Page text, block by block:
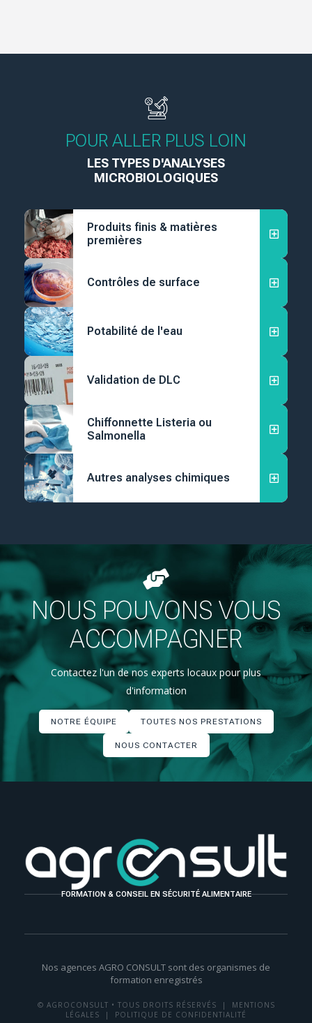
POUR ALLER PLUS LOIN
LES TYPES D'ANALYSES
MICROBIOLOGIQUES
Produits finis & matières
premières
Contrôles de surface
Potabilité de l'eau
Validation de DLC
Chiffonnette Listeria ou
Salmonella
Autres analyses chimiques
NOUS POUVONS VOUS
ACCOMPAGNER
Contactez l'un de nos experts locaux pour plus
d'information
NOTRE ÉQUIPE TOUTES NOS PRESTATIONS
NOUS CONTACTER
FORMATION & CONSEIL EN SÉCURITÉ ALIMENTAIRE
Nos agences AGRO CONSULT sont des organismes de
formation enregistrés
© AGROCONSULT • TOUS DROITS RÉSERVÉS |
MENTIONS
LÉGALES | POLITIQUE DE CONFIDENTIALITÉ